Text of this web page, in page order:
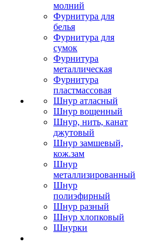
молний
Фурнитура для
белья
Фурнитура для
сумок
Фурнитура
металлическая
Фурнитура
пластмассовая
Шнур атласный
Шнур вощенный
Шнур, нить, канат
джутовый
Шнур замшевый,
кож.зам
Шнур
металлизированный
Шнур
полиэфирный
Шнур разный
Шнур хлопковый
Шнурки